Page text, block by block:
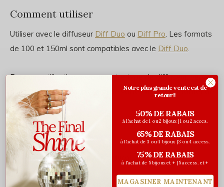
Comment utiliser
Utiliser avec le diffuseur Diff Duo ou Diff Pro. Les formats
de 100 et 150ml sont compatibles avec le Diff Duo.
Pour une utilisation avec un autre type de diffuseur: verser
quelques gouttes dans l'eau de votre diffuseur. Profiter de
l'odeur.
Ingrédients
Huile parfumée, Dipropylène glycol
Notre plus grande vente est de
retour!!
50% DE RABAIS
à l'achat de 1 ou 2 bijoux | 1 ou 2 acces.
65% DE RABAIS
à l'achat de 3 ou 4 bijoux | 3 ou 4 access.
75% DE RABAIS
à l'achat de 5 bijoux et + | 5 access. et +
MAGASINER MAINTENANT